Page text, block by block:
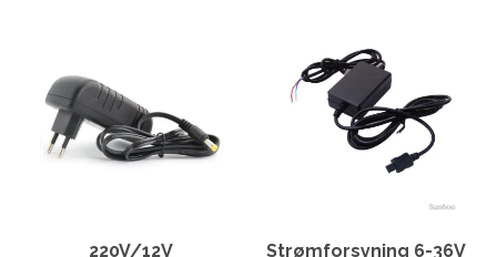
220V/12V Strømforsyning 6-36V